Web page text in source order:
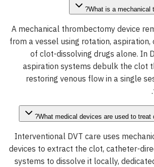
What is a mechanical
A mechanical thrombectomy device
from a vessel using rotation, aspiration,
of clot-dissolving drugs alone. In
aspiration systems debulk the clot
restoring venous flow in a single
What medical devices are used to treat
Interventional DVT care uses
devices to extract the clot, catheter-
systems to dissolve it locally,